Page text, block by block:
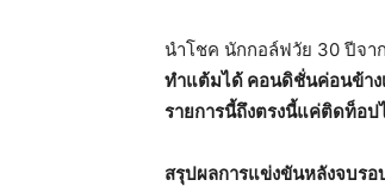
นำโชค นักกอล์ฟวัย 30 ปีจา
ทำแต้มได้ คอนดิชั่นค่อนข้างเ
รายการนี้ถึงตรงนี้แค่ติดท็อป
สรุปผลการแข่งขันหลังจบร